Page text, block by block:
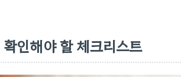
인해야 할 체크리스트